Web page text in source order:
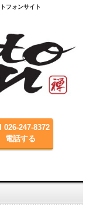
フォンサイト
026-247-8372
電話する